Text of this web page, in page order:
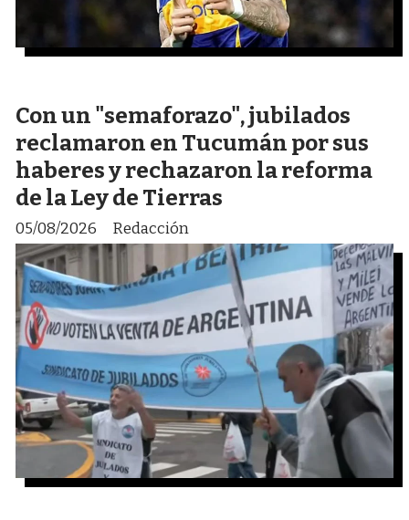
Con un "semaforazo", jubilados
reclamaron en Tucumán por sus
haberes y rechazaron la reforma
de la Ley de Tierras
Redacción
05/08/2026